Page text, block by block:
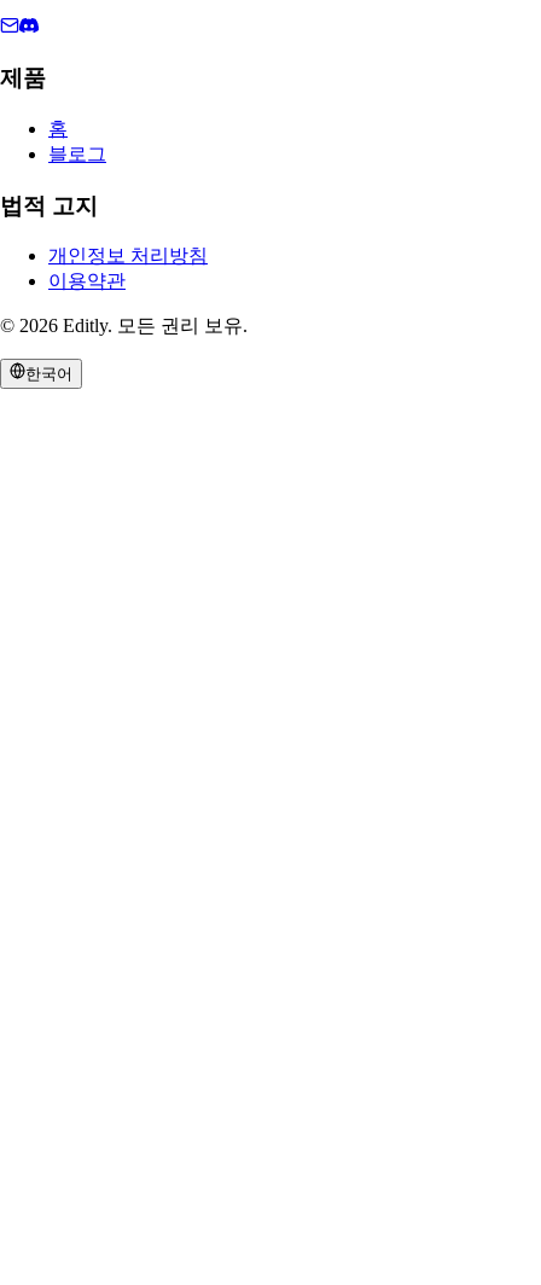
제품
홈
블로그
법적 고지
개인정보 처리방침
이용약관
© 2026 Editly. 모든 권리 보유.
한국어